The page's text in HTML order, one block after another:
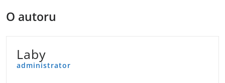
O autoru
Laby
administrator